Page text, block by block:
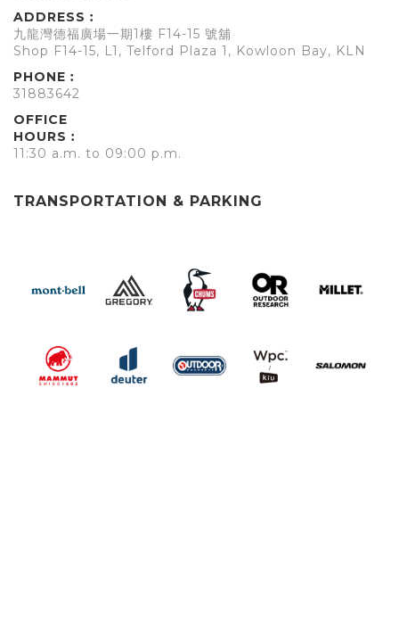
ADDRESS︰
九龍灣德福廣場一期1樓 F14-15 號舖
Shop F14-15, L1, Telford Plaza 1, Kowloon Bay, KLN
PHONE︰
31883642
OFFICE
HOURS︰
11:30 a.m. to 09:00 p.m.
TRANSPORTATION & PARKING